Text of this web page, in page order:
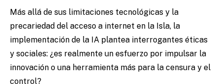
Más allá de sus limitaciones tecnológicas y la
precariedad del acceso a internet en la Isla, la
implementación de la IA plantea interrogantes éticas
y sociales: ¿es realmente un esfuerzo por impulsar la
innovación o una herramienta más para la censura y el
control?